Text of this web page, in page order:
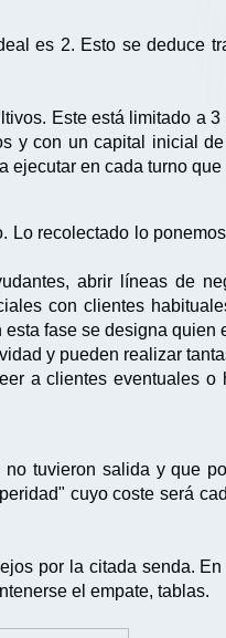
es 2. Esto se deduce
Este está limitado a
y con un capital inicial
en cada turno
recolectado lo
abrir líneas de
con clientes
fase se designa quien
y pueden realizar
a clientes eventuales
tuvieron salida y que
cuyo coste será
por la citada senda.
el empate, tablas.